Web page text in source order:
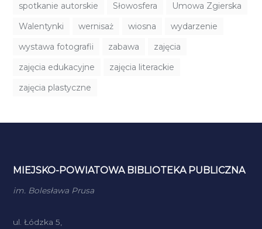
spotkanie autorskie
Słowosfera
Umowa Zgierska
Walentynki
wernisaż wiosna
wydarzenie
wystawa fotografii
zabawa
zajęcia
zajęcia edukacyjne
zajęcia literackie
zajęcia plastyczne
MIEJSKO-POWIATOWA BIBLIOTEKA PUBLICZNA
im. Bolesława Prusa
ul. Łódzka 5,